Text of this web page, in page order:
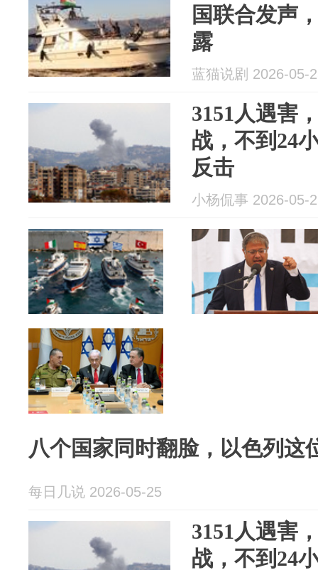
国联合发声
露
蓝猫说剧 2026-05-
3151人遇害
战，不到24
反击
小杨侃事 2026-05-
八个国家同时翻脸，以色列这
每日几说 2026-05-25
3151人遇害
战，不到24